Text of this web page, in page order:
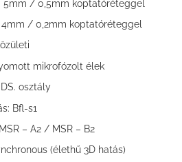
5mm / 0,5mm koptatóréteggel
4mm / 0,2mm koptatóréteggel
mikrofózolt élek
osztály
Bfl-s1
– A2 / MSR – B2
(élethű 3D hatás)